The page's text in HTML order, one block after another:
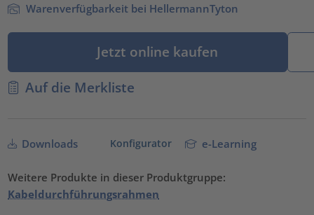
Warenverfügbarkeit bei HellermannTyton
Jetzt online kaufen
Auf die Merkliste
Downloads Konfigurator e-Learning
Weitere Produkte in dieser Produktgruppe:
Kabeldurchführungsrahmen